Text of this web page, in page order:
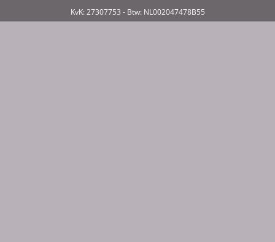
KvK: 27307753 - Btw: NL002047478B55